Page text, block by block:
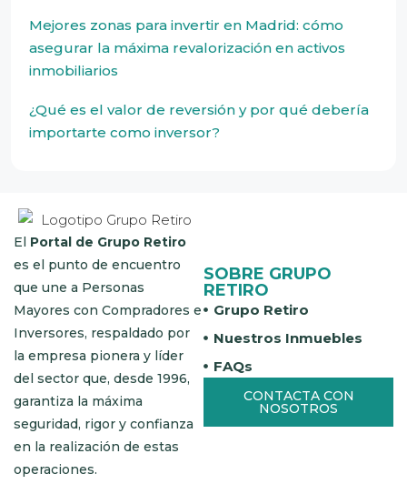
Mejores zonas para invertir en Madrid: cómo
asegurar la máxima revalorización en activos
inmobiliarios
¿Qué es el valor de reversión y por qué debería
importarte como inversor?
El Portal de Grupo Retiro
es el punto de encuentro
que une a Personas
Mayores con Compradores e
Inversores, respaldado por
la empresa pionera y líder
del sector que, desde 1996,
garantiza la máxima
seguridad, rigor y confianza
en la realización de estas
operaciones.
SOBRE GRUPO
RETIRO
Grupo Retiro
Nuestros Inmuebles
FAQs
CONTACTA CON
NOSOTROS